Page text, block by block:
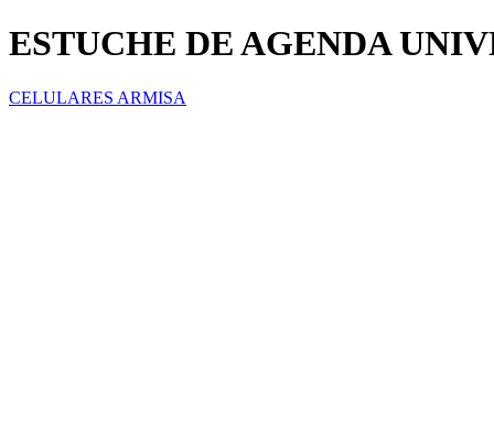
ESTUCHE DE AGENDA
CELULARES ARMISA